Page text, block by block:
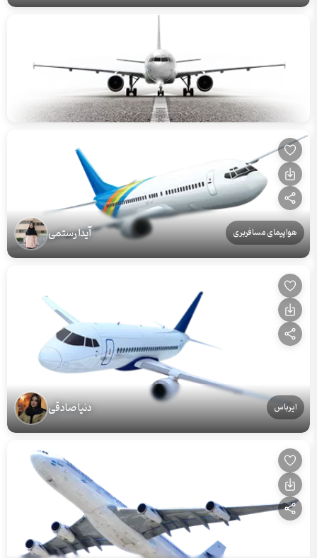
هواپیمای مسافربری آیدا رستمی
ایرباس دنیا صادقی